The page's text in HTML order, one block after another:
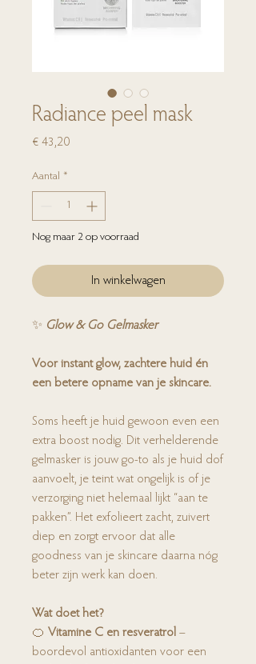
Radiance peel mask
€ 43,20Prijs
Aantal *
Nog maar 2 op voorraad
In winkelwagen
✨ Glow & Go Gelmasker
Voor instant glow, zachtere huid én
een betere opname van je skincare.
Soms heeft je huid gewoon even een
extra boost nodig. Dit verhelderende
gelmasker is jouw go-to als je huid dof
aanvoelt, je teint wat ongelijk is of je
verzorging niet helemaal lijkt “aan te
pakken”. Het exfolieert zacht, zuivert
diep en zorgt ervoor dat alle
goodness van je skincare daarna nóg
beter zijn werk kan doen.
Wat doet het?
🍊 Vitamine C en resveratrol –
boordevol antioxidanten voor een